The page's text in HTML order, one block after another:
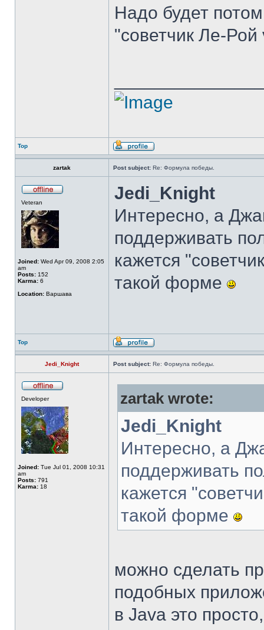
Надо будет
"советчик Ле-Рой
Top
zartak Post subject: Re: Формула победы.
Veteran
Joined: Wed Apr 09, 2008 2:05
am
Posts: 152
Karma: 6
Location: Варшава
Jedi_Knight
Интересно, а
поддерживать
кажется
такой форме
Top
Jedi_Knight Post subject: Re: Формула победы.
Developer
Joined: Tue Jul 01, 2008 10:31
am
Posts: 791
Karma: 18
zartak wrote:
Jedi_Knight
Интересно, а
поддерживать
кажется
такой форме
можно сделать
подобных
в Java это